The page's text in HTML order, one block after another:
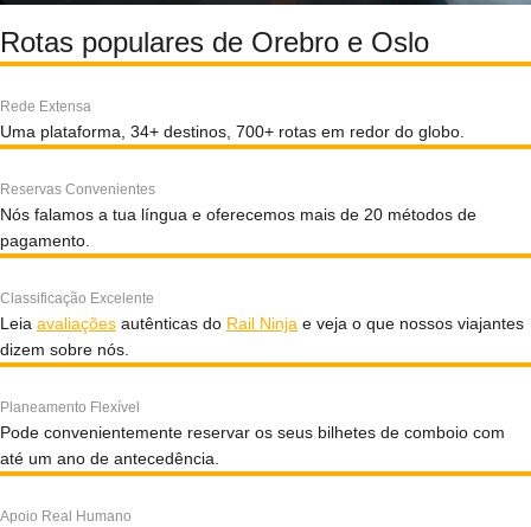
Rotas populares de Orebro e Oslo
Rede Extensa
Uma plataforma, 34+ destinos, 700+ rotas em redor do globo.
Reservas Convenientes
Nós falamos a tua língua e oferecemos mais de 20 métodos de
pagamento.
Classificação Excelente
Leia avaliações autênticas do Rail Ninja e veja o que nossos viajantes
dizem sobre nós.
Planeamento Flexível
Pode convenientemente reservar os seus bilhetes de comboio com
até um ano de antecedência.
Apoio Real Humano